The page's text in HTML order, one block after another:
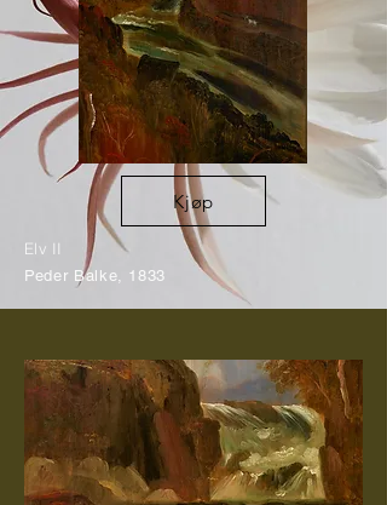
Kjøp
Elv II
Peder Balke, 1833